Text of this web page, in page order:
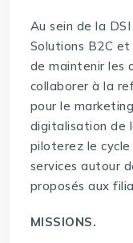
Au sein de la
Solutions B2C
de maintenir les
collaborer à la
pour le
digitalisation de
piloterez le
services autour
proposés aux
MISSIONS.